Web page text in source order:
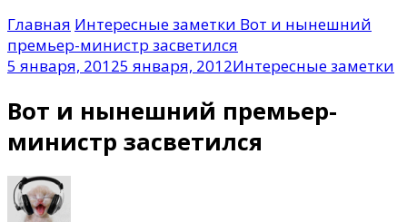
Главная Интересные заметки Вот и нынешний
премьер-министр засветился
5 января, 20125 января, 2012Интересные заметки
Вот и нынешний премьер-
министр засветился